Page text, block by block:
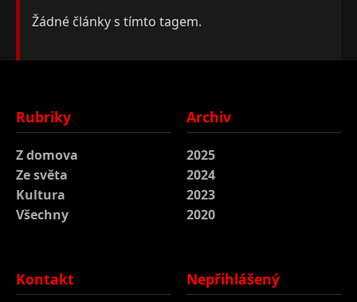
Žádné články s tímto tagem.
Rubriky
Z domova
Ze světa
Kultura
Všechny
Archiv
2025
2024
2023
2020
Kontakt Nepřihlášený